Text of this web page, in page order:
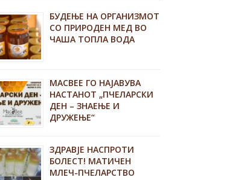
БУДЕЊЕ НА ОРГАНИЗМОТ
СО ПРИРОДЕН МЕД ВО
ЧАША ТОПЛА ВОДА
MACBEE ГО НАЈАВУВА
НАСТАНОТ „ПЧЕЛАРСКИ
ДЕН – ЗНАЕЊЕ И
ДРУЖЕЊЕ“
ЗДРАВЈЕ НАСПРОТИ
БОЛЕСТ! МАТИЧЕН
МЛЕЧ-ПЧЕЛАРСТВО